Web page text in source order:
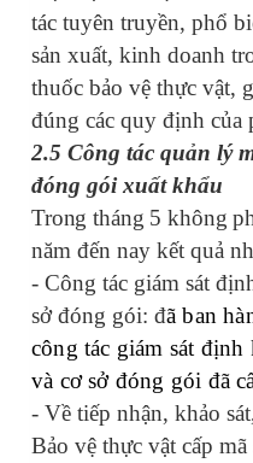
tác tuyên truyền, phổ
sản xuất, kinh doanh
thuốc bảo vệ thực vật,
đúng các quy định của
2.5 Công tác quản lý
đóng gói xuất khẩu
Trong tháng 5 không
năm đến nay kết quả
- Công tác giám sát
sở đóng gói: đã ban
công tác giám sát
và cơ sở đóng gói đã
- Về tiếp nhận, khảo
Bảo vệ thực vật cấp